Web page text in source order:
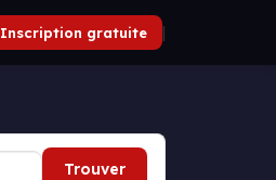
Inscription gratuite |
Trouver